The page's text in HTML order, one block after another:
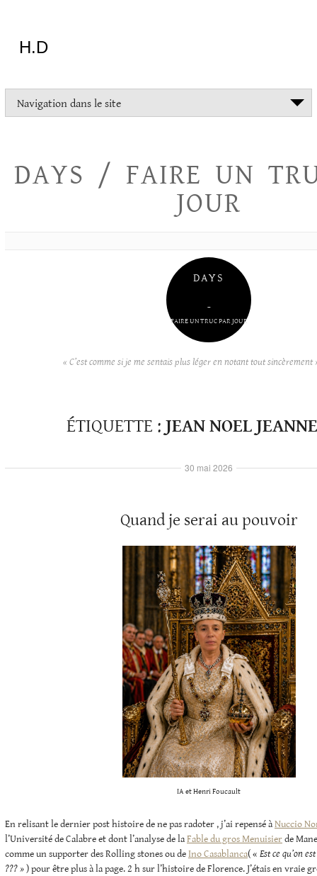
H.D
tout
essayer
Navigation dans le site
DAYS / FAIRE UN
JOUR
DAYS
–
FAIRE UN TRUC PAR JOUR
« C’est comme si je me sentais plus léger en notant tout sincèrement
ÉTIQUETTE : JEAN NOEL
Quand je serai au pouvoir
IA et Henri Foucault
En relisant le dernier post histoire de ne pas radoter , j’ai repensé àNuccio
l’Université de Calabre et dont l’analyse de laFable du gros Menuisierde
comme un supporter des Rolling stones ou deIno Casablanca( « Est ce qu’on
??? » ) pour être plus à la page. 2 h sur l’histoire de Florence. J’étais en vraie
30 mai 2026